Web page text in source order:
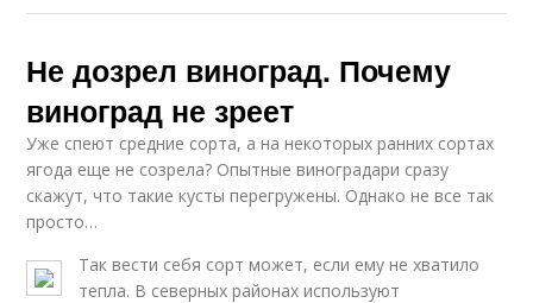
Не дозрел виноград. Почему
виноград не зреет
Уже спеют средние сорта, а на некоторых ранних сортах
ягода еще не созрела? Опытные виноградари сразу
скажут, что такие кусты перегружены. Однако не все так
просто…
Так вести себя сорт может, если ему не хватило
тепла. В северных районах используют